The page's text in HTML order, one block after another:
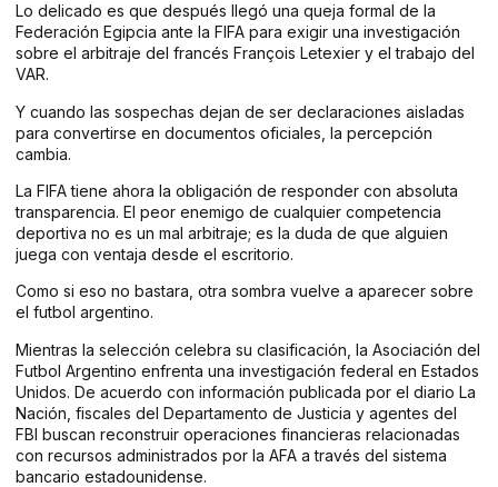
Lo delicado es que después llegó una queja formal de la
Federación Egipcia ante la FIFA para exigir una investigación
sobre el arbitraje del francés François Letexier y el trabajo del
VAR.
Y cuando las sospechas dejan de ser declaraciones aisladas
para convertirse en documentos oficiales, la percepción
cambia.
La FIFA tiene ahora la obligación de responder con absoluta
transparencia. El peor enemigo de cualquier competencia
deportiva no es un mal arbitraje; es la duda de que alguien
juega con ventaja desde el escritorio.
Como si eso no bastara, otra sombra vuelve a aparecer sobre
el futbol argentino.
Mientras la selección celebra su clasificación, la Asociación del
Futbol Argentino enfrenta una investigación federal en Estados
Unidos. De acuerdo con información publicada por el diario La
Nación, fiscales del Departamento de Justicia y agentes del
FBI buscan reconstruir operaciones financieras relacionadas
con recursos administrados por la AFA a través del sistema
bancario estadounidense.